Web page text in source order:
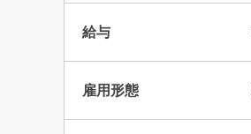
給与
雇用形態